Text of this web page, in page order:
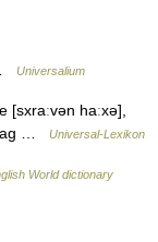
Universalium
haːxə],
…
Universal-Lexikon
World dictionary